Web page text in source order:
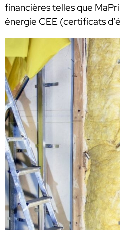
financières telles que
énergie CEE (certificats